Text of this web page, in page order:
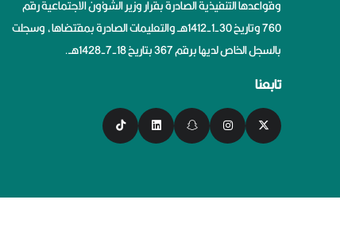
وقواعدها التنفيذية الصادرة بقرار وزير الشؤون الاجتماعية رقم
760 وتاريخ 30-1-1412هــ والتعليمات الصادرة بمقتضاها، وسجلت
بالسجل الخاص لديها برقم 367 بتاريخ 18-7-1428هــ.
تابعنا